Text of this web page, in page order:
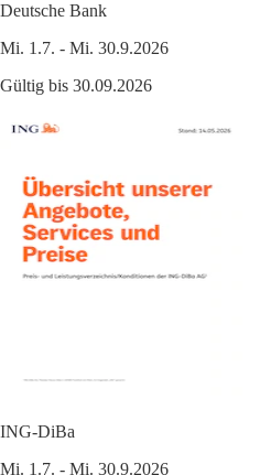
Deutsche Bank
Mi. 1.7. - Mi. 30.9.2026
Gültig bis 30.09.2026
ING-DiBa
Mi. 1.7. - Mi. 30.9.2026